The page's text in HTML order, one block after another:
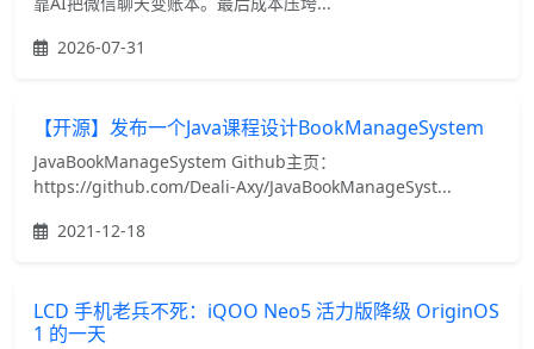
2026-07-31
【开源】发布一个Java课程设计BookManageSystem
JavaBookManageSystem Github主页：
https://github.com/Deali-Axy/JavaBookManageSyst...
2021-12-18
LCD 手机老兵不死：iQOO Neo5 活力版降级 OriginOS
1 的一天